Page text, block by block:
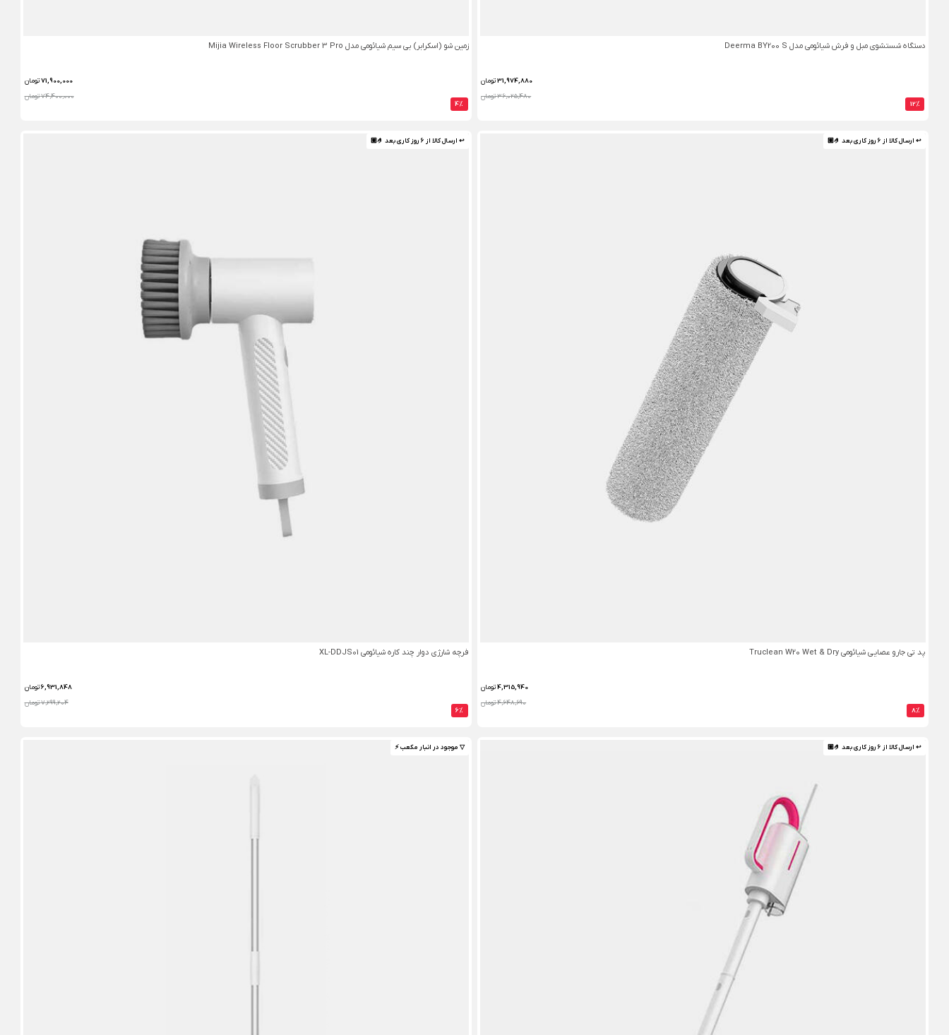
دستگاه شستشوی مبل و فرش شیائومی مدل Deerma BY200 S
31,974,880تومان
36,025,480 تومان
12%
زمین شو (اسکرابر) بی سیم شیائومی مدل Mijia Wireless Floor Scrubber 3 Pro
71,900,000تومان
74,400,000 تومان
4%
↩ ارسال کالا از 6 روز کاری بعد 🤌🏼
پد تی جارو عصایی شیائومی Truclean W20 Wet & Dry
4,315,940تومان
4,648,690 تومان
8%
↩ ارسال کالا از 6 روز کاری بعد 🤌🏼
فرچه شارژی دوار چند کاره شیائومی XL-DDJS01
6,931,848تومان
7,299,204 تومان
6%
↩ ارسال کالا از 6 روز کاری بعد 🤌🏼 ▽ موجود در انبار مکعب ⚡️